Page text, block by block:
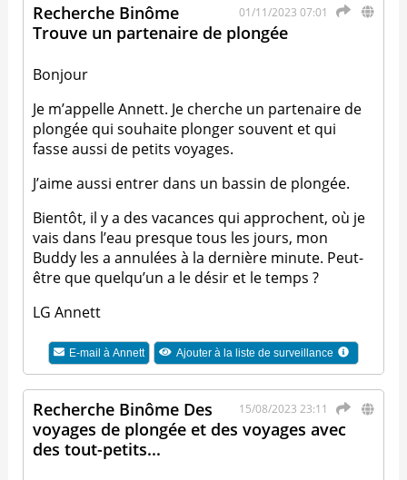
01/11/2023 07:01
Recherche Binôme
Trouve un partenaire de plongée
Bonjour
Je m’appelle Annett. Je cherche un partenaire de
plongée qui souhaite plonger souvent et qui
fasse aussi de petits voyages.
J’aime aussi entrer dans un bassin de plongée.
Bientôt, il y a des vacances qui approchent, où je
vais dans l’eau presque tous les jours, mon
Buddy les a annulées à la dernière minute. Peut-
être que quelqu’un a le désir et le temps ?
LG Annett
E-mail à Annett Ajouter à la liste de surveillance
15/08/2023 23:11
Recherche Binôme Des
voyages de plongée et des voyages avec
des tout-petits...